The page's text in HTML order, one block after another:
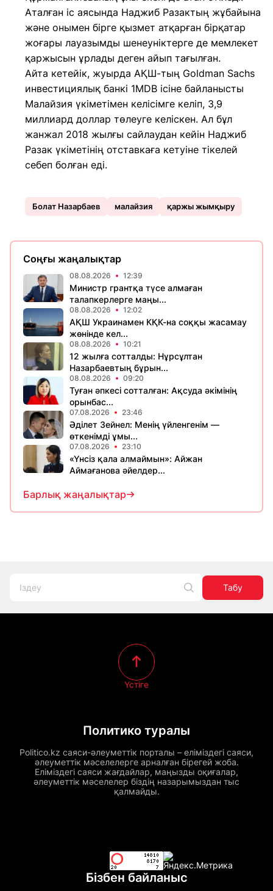
Аталған іс аясында Наджиб Разактың жұбайына
және онымен бірге қызмет атқарған бірқатар
жоғары лауазымды шенеуніктерге де мемлекет
қаржысын ұрлады деген айып тағылған.
Айта кетейік, жуырда АҚШ-тың Goldman Sachs
инвестициялық банкі 1MDB ісіне байланысты
Малайзия үкіметімен келісімге келіп, 3,9
миллиард доллар төлеуге келіскен. Ал бұл
жанжал 2018 жылғы сайлаудан кейін Наджиб
Разак үкіметінің отставкаға кетуіне тікелей
себеп болған еді.
Болат Назарбаев малайзия қаржы жымқыру
Соңғы жаңалықтар
08.08.2026 12:39
Министр грантқа түсе алмаған
талапкерлерге маңы...
08.08.2026 12:02
АҚШ Украинамен КҚК-на соққы жасамау
жөнінде кел...
08.08.2026 10:21
12 жылға сотталды: Нұрсұлтан
Назарбаевтың бұрын...
08.08.2026 09:20
Туған әпкесі сотталған: Ақсуда әкімінің
орынбас...
07.08.2026 23:46
Әділет Зейнел: Менің үйленгенім —
өткенімді ұмы...
07.08.2026 23:10
«Үнсіз қала алмаймын»: Айжан
Аймағанова әйелдер...
Барлық жаңалықтар
Табу
Политико туралы
Politico.kz саяси-әлеуметтік порталы – еліміздегі саяси,
әлеуметтік мәселелерге арналған бірегей жоба.
Еліміздегі саяси жағдайлар, маңызды оқиғалар,
әлеуметтік мәселелер біздің назарымыздан тыс
қалмайды.
Үстіге
Бізбен байланыс